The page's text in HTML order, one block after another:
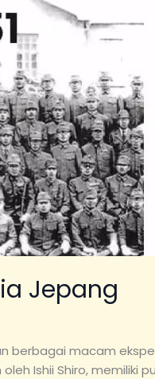
Jepang
berbagai macam
Ishii Shiro, memiliki